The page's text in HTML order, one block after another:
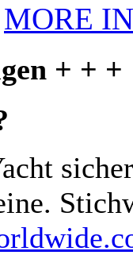
MORE
+ + +